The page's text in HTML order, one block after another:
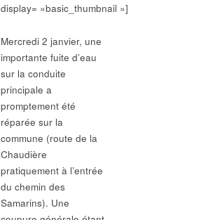
display= »basic_thumbnail »]
Mercredi 2 janvier, une
importante fuite d’eau
sur la conduite
principale a
promptement été
réparée sur la
commune (route de la
Chaudière
pratiquement à l’entrée
du chemin des
Samarins). Une